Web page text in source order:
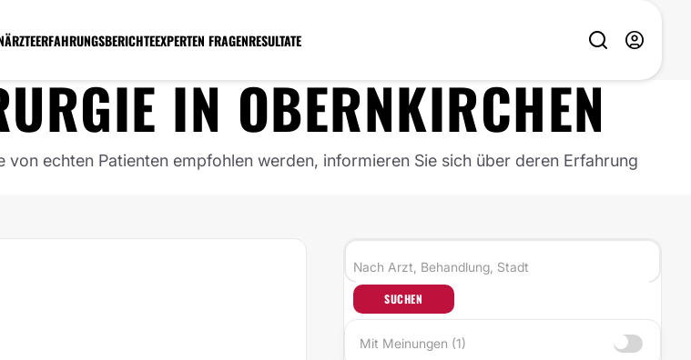
ÄRZTEERFAHRUNGSBERICHTEEXPERTEN FRAGENRESULTATE
INOBERNKIRCHEN
echten Patienten empfohlen werden, informieren Sie sich über deren Erfahrung
SUCHEN
Mit Meinungen (1)